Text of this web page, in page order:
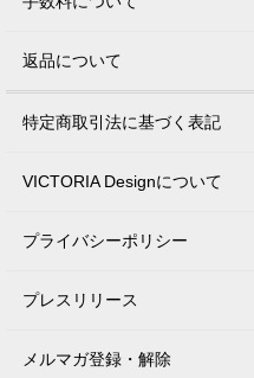
返品について
特定商取引法に基づく表記
VICTORIA Designについて
プライバシーポリシー
プレスリリース
メルマガ登録・解除